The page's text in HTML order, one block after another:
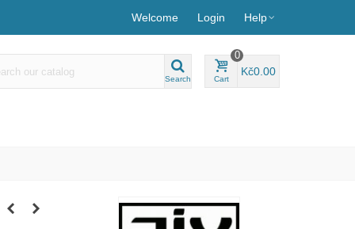
Welcome Login Help
Search Cart
0
Kč0.00